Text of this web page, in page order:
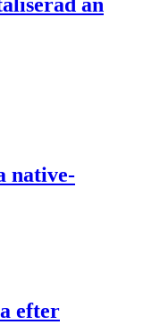
än
native-
efter